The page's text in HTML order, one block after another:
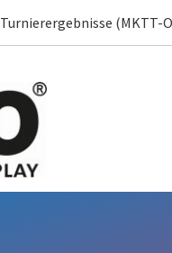
Turnierergebnisse (MKTT-